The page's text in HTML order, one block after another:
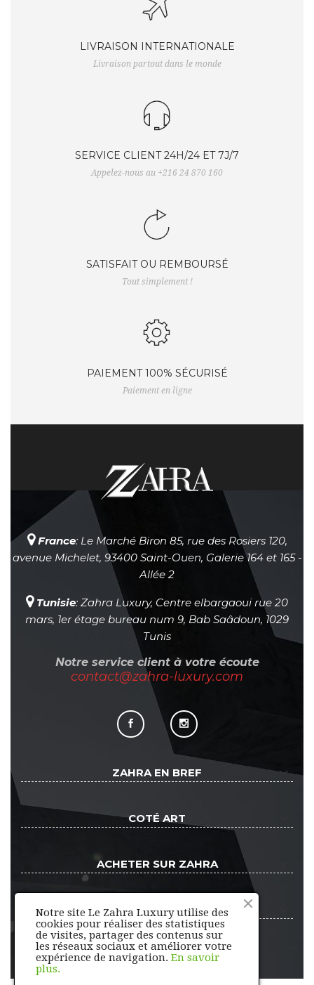
LIVRAISON INTERNATIONALE
Livraison partout dans le monde
SERVICE CLIENT 24H/24 ET 7J/7
Appelez-nous au +216 24 870 160
SATISFAIT OU REMBOURSÉ
Tout simplement !
PAIEMENT 100% SÉCURISÉ
Paiement en ligne
France: Le Marché Biron 85, rue des Rosiers 120,
avenue Michelet, 93400 Saint-Ouen, Galerie 164 et 165 -
Allée 2
Tunisie: Zahra Luxury, Centre elbargaoui rue 20
mars, 1er étage bureau num 9, Bab Saâdoun, 1029
Tunis
Notre service client à votre écoute
contact@zahra-luxury.com
ZAHRA EN BREF keyboard_arrow_down
COTÉ ART
ACHETER SUR ZAHRA
ESPACE CLIENT
Notre site Le Zahra Luxury utilise des
cookies pour réaliser des statistiques
de visites, partager des contenus sur
les réseaux sociaux et améliorer votre
expérience de navigation. En savoir
plus.